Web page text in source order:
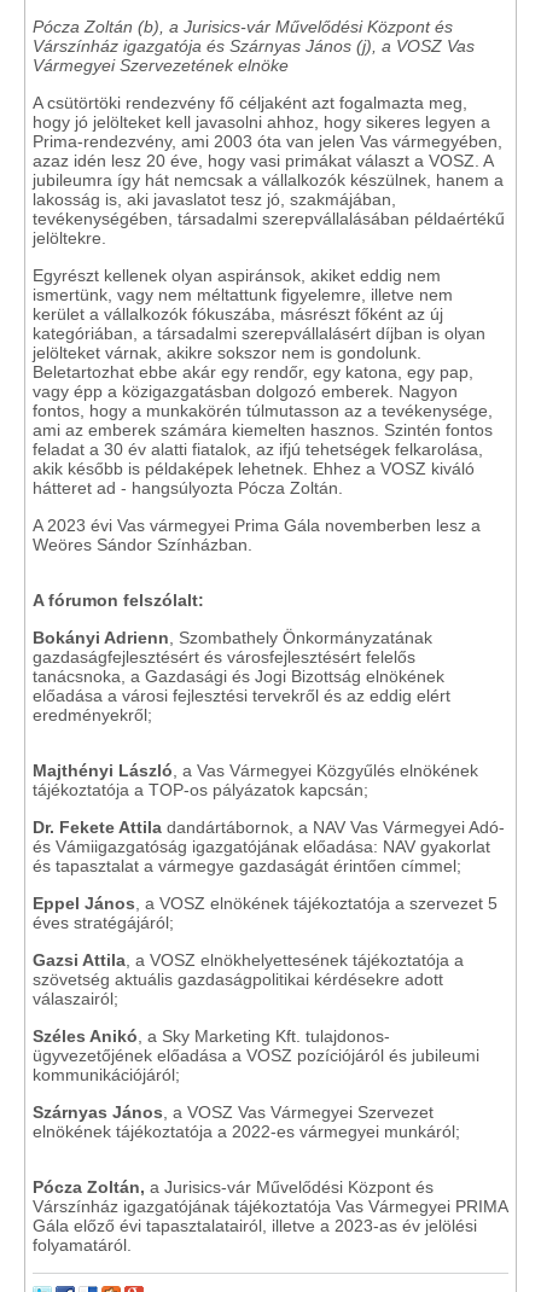
Pócza Zoltán (b), a Jurisics-vár Művelődési Központ és
Várszínház igazgatója és Szárnyas János (j), a VOSZ Vas
Vármegyei Szervezetének elnöke
A csütörtöki rendezvény fő céljaként azt fogalmazta meg,
hogy jó jelölteket kell javasolni ahhoz, hogy sikeres legyen a
Prima-rendezvény, ami 2003 óta van jelen Vas vármegyében,
azaz idén lesz 20 éve, hogy vasi primákat választ a VOSZ. A
jubileumra így hát nemcsak a vállalkozók készülnek, hanem a
lakosság is, aki javaslatot tesz jó, szakmájában,
tevékenységében, társadalmi szerepvállalásában példaértékű
jelöltekre.
Egyrészt kellenek olyan aspiránsok, akiket eddig nem
ismertünk, vagy nem méltattunk figyelemre, illetve nem
kerület a vállalkozók fókuszába, másrészt főként az új
kategóriában, a társadalmi szerepvállalásért díjban is olyan
jelölteket várnak, akikre sokszor nem is gondolunk.
Beletartozhat ebbe akár egy rendőr, egy katona, egy pap,
vagy épp a közigazgatásban dolgozó emberek. Nagyon
fontos, hogy a munkakörén túlmutasson az a tevékenysége,
ami az emberek számára kiemelten hasznos. Szintén fontos
feladat a 30 év alatti fiatalok, az ifjú tehetségek felkarolása,
akik később is példaképek lehetnek. Ehhez a VOSZ kiváló
hátteret ad - hangsúlyozta Pócza Zoltán.
A 2023 évi Vas vármegyei Prima Gála novemberben lesz a
Weöres Sándor Színházban.
A fórumon felszólalt:
Bokányi Adrienn , Szombathely Önkormányzatának
gazdaságfejlesztésért és városfejlesztésért felelős
tanácsnoka, a Gazdasági és Jogi Bizottság elnökének
előadása a városi fejlesztési tervekről és az eddig elért
eredményekről;
Majthényi László , a Vas Vármegyei Közgyűlés elnökének
tájékoztatója a TOP-os pályázatok kapcsán;
Dr. Fekete Attila dandártábornok, a NAV Vas Vármegyei Adó-
és Vámiigazgatóság igazgatójának előadása: NAV gyakorlat
és tapasztalat a vármegye gazdaságát érintően címmel;
Eppel János , a VOSZ elnökének tájékoztatója a szervezet 5
éves stratégájáról;
Gazsi Attila , a VOSZ elnökhelyettesének tájékoztatója a
szövetség aktuális gazdaságpolitikai kérdésekre adott
válaszairól;
Széles Anikó , a Sky Marketing Kft. tulajdonos-
ügyvezetőjének előadása a VOSZ pozíciójáról és jubileumi
kommunikációjáról;
Szárnyas János , a VOSZ Vas Vármegyei Szervezet
elnökének tájékoztatója a 2022-es vármegyei munkáról;
Pócza Zoltán, a Jurisics-vár Művelődési Központ és
Várszínház igazgatójának tájékoztatója Vas Vármegyei PRIMA
Gála előző évi tapasztalatairól, illetve a 2023-as év jelölési
folyamatáról.